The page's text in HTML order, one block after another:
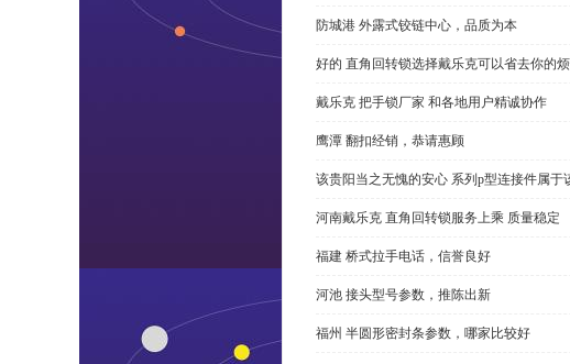
防城港 外露式铰链中心，品质为本
好的 直角回转锁选择戴乐克可以省去你的
戴乐克 把手锁厂家 和各地用户精诚协作
鹰潭 翻扣经销，恭请惠顾
该贵阳当之无愧的安心 系列p型连接件属于
河南戴乐克 直角回转锁服务上乘 质量稳定
福建 桥式拉手电话，信誉良好
河池 接头型号参数，推陈出新
福州 半圆形密封条参数，哪家比较好